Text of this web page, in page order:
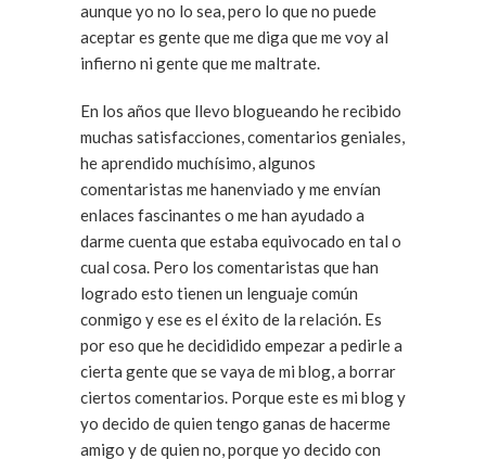
aunque yo no lo sea, pero lo que no puede
aceptar es gente que me diga que me voy al
infierno ni gente que me maltrate.
En los años que llevo blogueando he recibido
muchas satisfacciones, comentarios geniales,
he aprendido muchísimo, algunos
comentaristas me hanenviado y me envían
enlaces fascinantes o me han ayudado a
darme cuenta que estaba equivocado en tal o
cual cosa. Pero los comentaristas que han
logrado esto tienen un lenguaje común
conmigo y ese es el éxito de la relación. Es
por eso que he decididido empezar a pedirle a
cierta gente que se vaya de mi blog, a borrar
ciertos comentarios. Porque este es mi blog y
yo decido de quien tengo ganas de hacerme
amigo y de quien no, porque yo decido con